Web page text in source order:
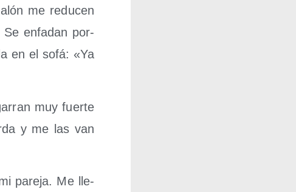
me redu­cen
Se enfa­dan por­
en el sofá: «Ya
muy fuer­te
y me las van
pare­ja. Me lle­